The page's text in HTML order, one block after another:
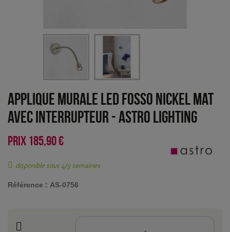
Applique murale LED Fosso nickel mat
avec interrupteur -Astro Lighting
PRIX 185,90 €
disponible sous 4/5 semaines
Référence : AS-0756